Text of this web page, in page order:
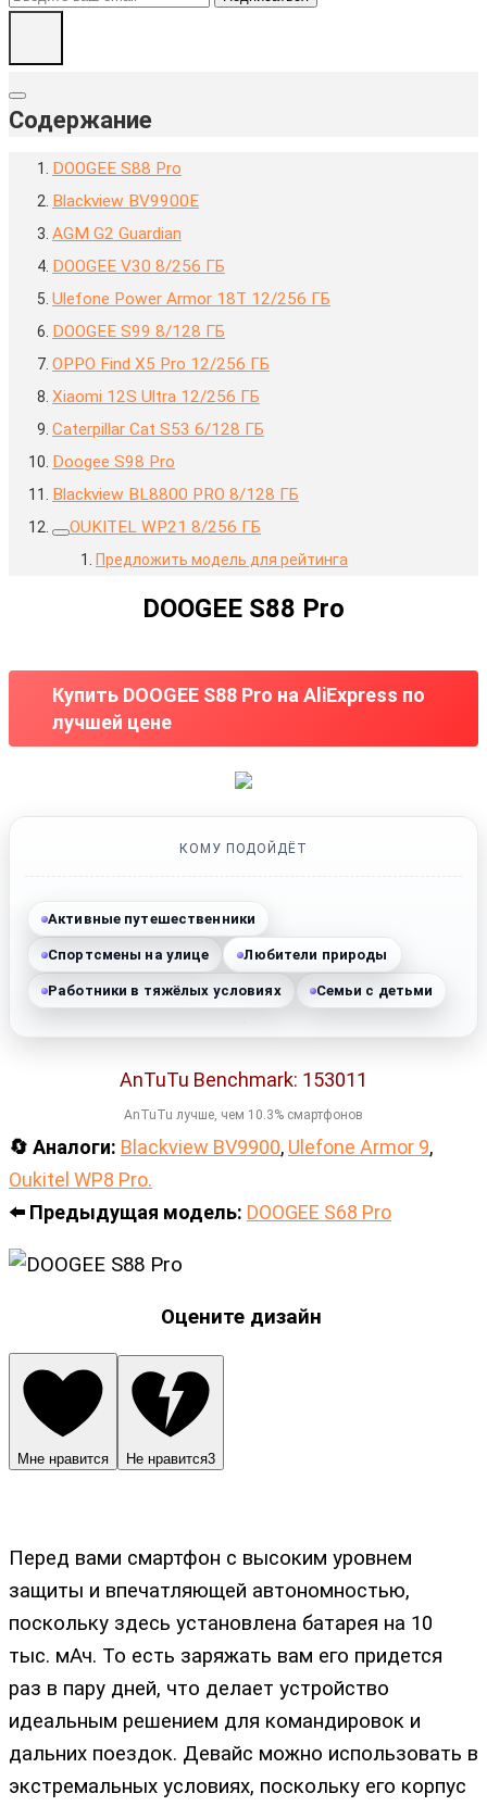
Содержание
DOOGEE S88 Pro
Blackview BV9900E
AGM G2 Guardian
DOOGEE V30 8/256 ГБ
Ulefone Power Armor 18T 12/256 ГБ
DOOGEE S99 8/128 ГБ
OPPO Find X5 Pro 12/256 ГБ
Xiaomi 12S Ultra 12/256 ГБ
Caterpillar Cat S53 6/128 ГБ
Doogee S98 Pro
Blackview BL8800 PRO 8/128 ГБ
OUKITEL WP21 8/256 ГБ
Предложить модель для рейтинга
DOOGEE S88 Pro
Купить DOOGEE S88 Pro на AliExpress по
лучшей цене
КОМУ ПОДОЙДЁТ
Активные путешественники
Спортсмены на улице Любители природы
Работники в тяжёлых условиях Семьи с детьми
AnTuTu Benchmark: 153011
AnTuTu лучше, чем 10.3% смартфонов
🔄 Аналоги: Blackview BV9900, Ulefone Armor 9,
Oukitel WP8 Pro.
⬅️ Предыдущая модель: DOOGEE S68 Pro
Оцените дизайн
Мне нравится Не нравится3
Перед вами смартфон с высоким уровнем
защиты и впечатляющей автономностью,
поскольку здесь установлена батарея на 10
тыс. мАч. То есть заряжать вам его придется
раз в пару дней, что делает устройство
идеальным решением для командировок и
дальних поездок. Девайс можно использовать в
экстремальных условиях, поскольку его корпус